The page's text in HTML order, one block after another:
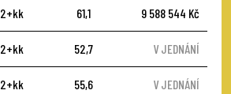
2+kk 61,1 9 588 544 Kč
2+kk 52,7 V JEDNÁNÍ
2+kk 55,6 V JEDNÁNÍ